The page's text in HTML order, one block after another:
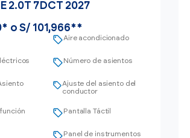
2.0T 7DCT 2027
o S/ 101,966**
Aire acondicionado
Número de asientos
Ajuste del asiento del
conductor
Pantalla Táctil
Panel de instrumentos